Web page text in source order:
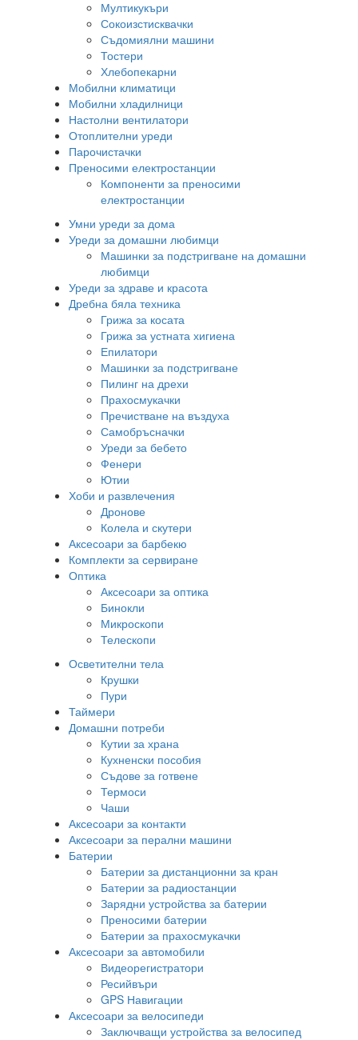
Мултикукъри
Сокоизстисквачки
Съдомиялни машини
Тостери
Хлебопекарни
Мобилни климатици
Мобилни хладилници
Настолни вентилатори
Отоплителни уреди
Парочистачки
Преносими електростанции
Компоненти за преносими
електростанции
Умни уреди за дома
Уреди за домашни любимци
Машинки за подстригване на домашни
любимци
Уреди за здраве и красота
Дребна бяла техника
Грижа за косата
Грижа за устната хигиена
Епилатори
Машинки за подстригване
Пилинг на дрехи
Прахосмукачки
Пречистване на въздуха
Самобръсначки
Уреди за бебето
Фенери
Ютии
Хоби и развлечения
Дронове
Колела и скутери
Аксесоари за барбекю
Комплекти за сервиране
Оптика
Аксесоари за оптика
Бинокли
Микроскопи
Телескопи
Осветителни тела
Крушки
Пури
Таймери
Домашни потреби
Кутии за храна
Кухненски пособия
Съдове за готвене
Термоси
Чаши
Аксесоари за контакти
Аксесоари за перални машини
Батерии
Батерии за дистанционни за кран
Батерии за радиостанции
Зарядни устройства за батерии
Преносими батерии
Батерии за прахосмукачки
Аксесоари за автомобили
Видеорегистратори
Ресийвъри
GPS Навигации
Аксесоари за велосипеди
Заключващи устройства за велосипед